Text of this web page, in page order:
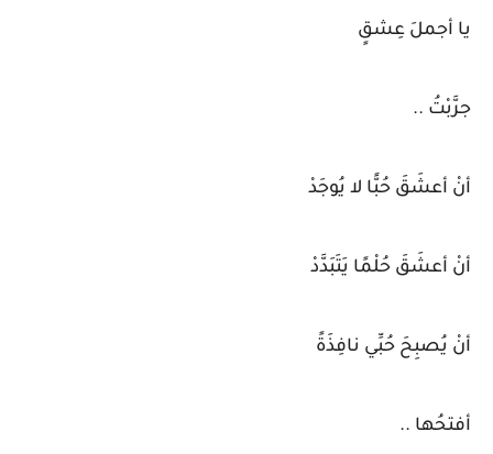
يا أجملَ عِشقٍ
جرَّبْتُ ..
أنْ أعشَقَ حُبًّا لا يُوجَدْ
أنْ أعشَقَ حُلْمًا يَتَبَدَّدْ
أنْ يُصبِحَ حُبِّي نافِذَةً
أفتحُها ..